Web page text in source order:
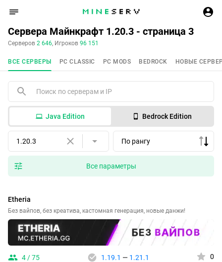
Сервера Майнкрафт 1.20.3 - страница 3
Серверов 2 646, Игроков 96 151
ВСЕ СЕРВЕРЫ PC CLASSIC PC MODS BEDROCK НОВЫЕ
Java Edition Bedrock Edition
1.20.3 По рангу
Все параметры
Etheria
Без вайпов, без креатива, кастомная генерация, новые данжи!
4 / 75 1.19.1 — 1.21.1 0